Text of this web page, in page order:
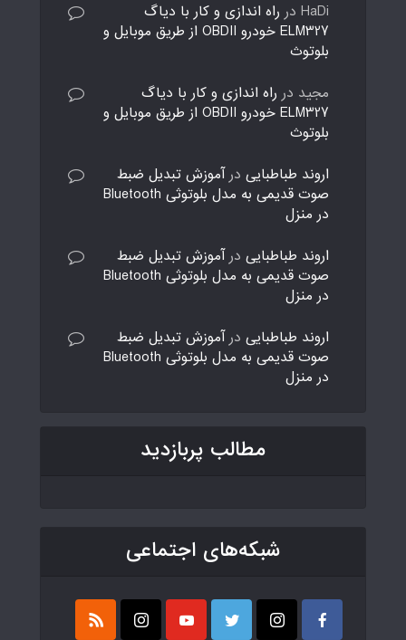
HaDi در راه اندازی و کار با دیاگ
ELM327 خودرو OBDII از طریق موبایل و
بلوتوث
مجید در راه اندازی و کار با دیاگ
ELM327 خودرو OBDII از طریق موبایل و
بلوتوث
اروند طباطبایی درآموزش تبدیل ضبط
صوت قدیمی به مدل بلوتوثی Bluetooth
در منزل
اروند طباطبایی درآموزش تبدیل ضبط
صوت قدیمی به مدل بلوتوثی Bluetooth
در منزل
اروند طباطبایی درآموزش تبدیل ضبط
صوت قدیمی به مدل بلوتوثی Bluetooth
در منزل
مطالب پربازدید
شبکه‌های اجتماعی